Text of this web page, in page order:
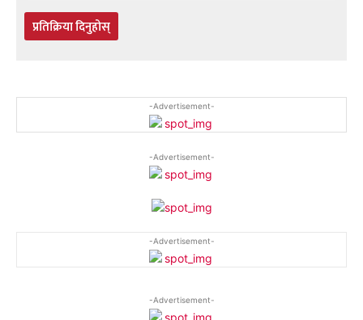
प्रतिक्रिया दिनुहोस्
-Advertisement-
-Advertisement-
-Advertisement-
-Advertisement-